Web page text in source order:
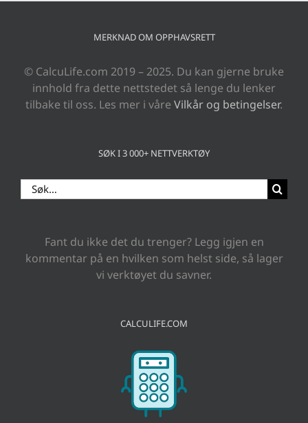
MERKNAD OM OPPHAVSRETT
© CalcuLife.com 2019 – 2025. Du kan gjerne bruke
innhold fra dette nettstedet så lenge du lenker
tilbake til oss. Les mer i våre Vilkår og betingelser.
SØK I 3 000+ NETTVERKTØY
Search
for:
Fant du ikke det du trenger? Legg igjen en
kommentar på en hvilken som helst side, så lager
vi verktøyet du savner.
CALCULIFE.COM